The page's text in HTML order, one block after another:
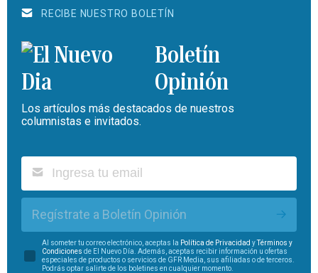
RECIBE NUESTRO BOLETÍN
Boletín
Opinión
Los artículos más destacados de nuestros
columnistas e invitados.
Regístrate a Boletín Opinión
Al someter tu correo electrónico, aceptas la Política de Privacidad yTérminos y
Condiciones de El Nuevo Día. Además, aceptas recibir información u ofertas
especiales de productos o servicios de GFR Media, sus afiliadas o de terceros.
Podrás optar salirte de los boletines en cualquier momento.